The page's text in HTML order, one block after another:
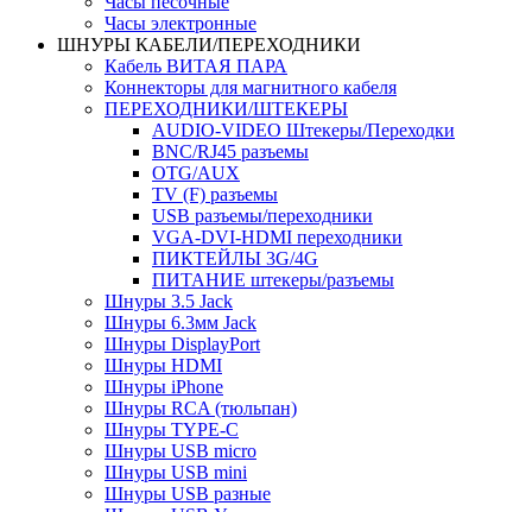
Часы электронные
ШНУРЫ КАБЕЛИ/ПЕРЕХОДНИКИ
Кабель ВИТАЯ ПАРА
Коннекторы для магнитного кабеля
ПЕРЕХОДНИКИ/ШТЕКЕРЫ
AUDIO-VIDEO Штекеры/Переходки
BNC/RJ45 разъемы
OTG/AUX
TV (F) разъемы
USB разъемы/переходники
VGA-DVI-HDMI переходники
ПИКТЕЙЛЫ 3G/4G
ПИТАНИЕ штекеры/разъемы
Шнуры 3.5 Jack
Шнуры 6.3мм Jack
Шнуры DisplayPort
Шнуры HDMI
Шнуры iPhone
Шнуры RCA (тюльпан)
Шнуры TYPE-C
Шнуры USB micro
Шнуры USB mini
Шнуры USB разные